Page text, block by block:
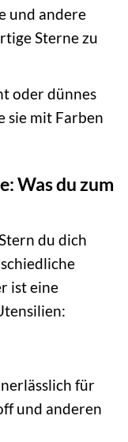
und andere
Sterne zu
oder dünnes
sie mit Farben
Was du zum
du dich
ist eine
für
und anderen